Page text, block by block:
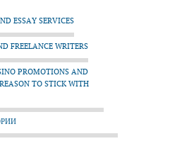
ESSAY SERVICES
FREELANCE WRITERS
PROMOTIONS AND
TO STICK WITH